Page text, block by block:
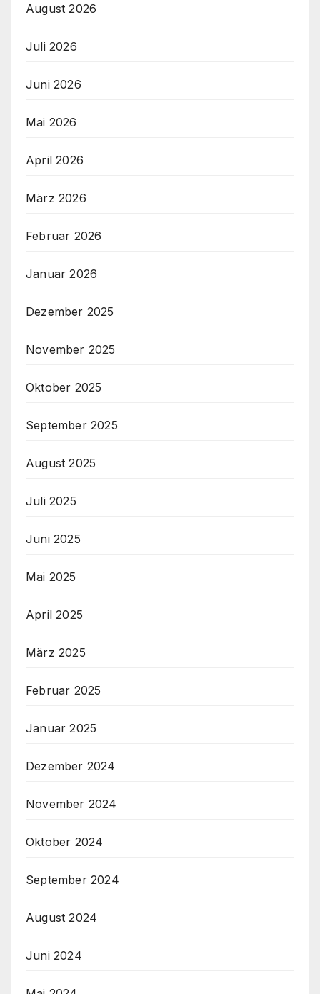
August 2026
Juli 2026
Juni 2026
Mai 2026
April 2026
März 2026
Februar 2026
Januar 2026
Dezember 2025
November 2025
Oktober 2025
September 2025
August 2025
Juli 2025
Juni 2025
Mai 2025
April 2025
März 2025
Februar 2025
Januar 2025
Dezember 2024
November 2024
Oktober 2024
September 2024
August 2024
Juni 2024